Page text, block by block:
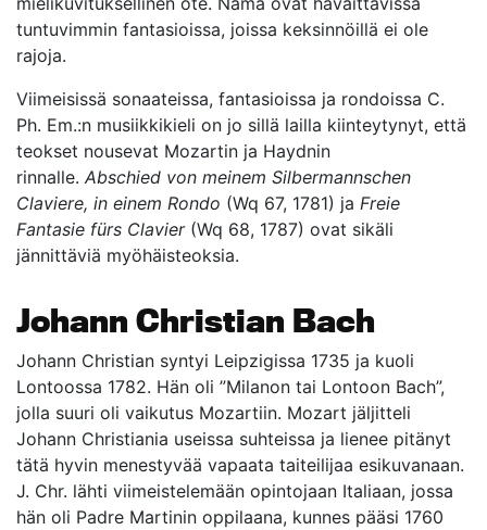
tuntuvimmin fantasioissa, joissa keksinnöillä ei ole
rajoja.
Viimeisissä sonaateissa, fantasioissa ja rondoissa C.
Ph. Em.:n musiikkikieli on jo sillä lailla kiinteytynyt, että
teokset nousevat Mozartin ja Haydnin
rinnalle. Abschied von meinem Silbermannschen
Claviere, in einem Rondo (Wq 67, 1781) ja Freie
Fantasie fürs Clavier(Wq 68, 1787) ovat sikäli
jännittäviä myöhäisteoksia.
Johann Christian Bach
Johann Christian syntyi Leipzigissa 1735 ja kuoli
Lontoossa 1782. Hän oli ”Milanon tai Lontoon Bach”,
jolla suuri oli vaikutus Mozartiin. Mozart jäljitteli
Johann Christiania useissa suhteissa ja lienee pitänyt
tätä hyvin menestyvää vapaata taiteilijaa esikuvanaan.
J. Chr. lähti viimeistelemään opintojaan Italiaan, jossa
hän oli Padre Martinin oppilaana, kunnes pääsi 1760